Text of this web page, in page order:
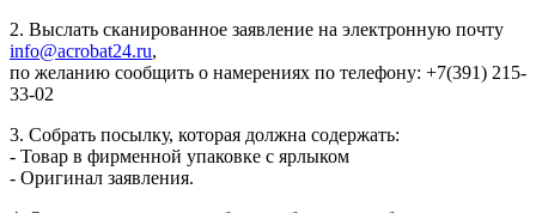
2. Выслать сканированное заявление на электронную почту
info@acrobat24.ru,
по желанию сообщить о намерениях по телефону: +7(391) 215-
33-02
3. Собрать посылку, которая должна содержать:
- Товар в фирменной упаковке с ярлыком
- Оригинал заявления.